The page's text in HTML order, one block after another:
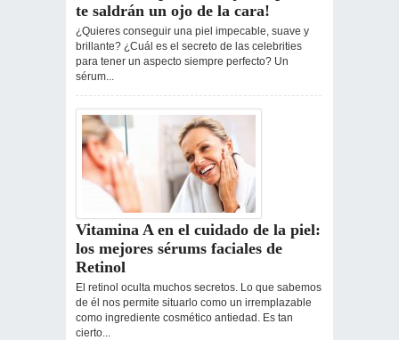
te saldrán un ojo de la cara!
¿Quieres conseguir una piel impecable, suave y
brillante? ¿Cuál es el secreto de las celebrities
para tener un aspecto siempre perfecto? Un
sérum...
Vitamina A en el cuidado de la piel:
los mejores sérums faciales de
Retinol
El retinol oculta muchos secretos. Lo que sabemos
de él nos permite situarlo como un irremplazable
como ingrediente cosmético antiedad. Es tan
cierto...